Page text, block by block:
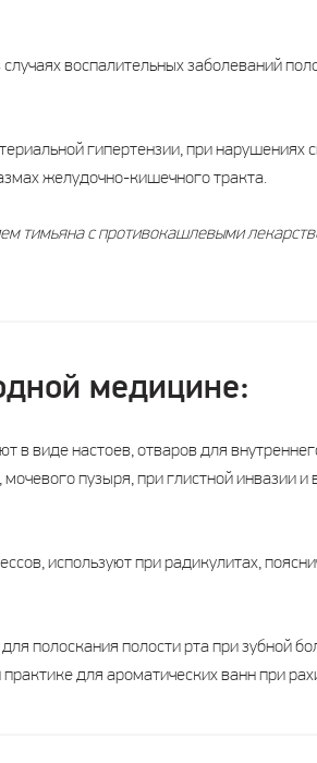
воспалительных заболеваний
гипертензии, при нарушениях
желудочно-кишечного тракта.
тимьяна с противокашлевыми
медицине:
в виде настоев, отваров для
пузыря, при глистной инвазии и
используют при радикулитах,
полоскания полости рта при зубной
для ароматических ванн при